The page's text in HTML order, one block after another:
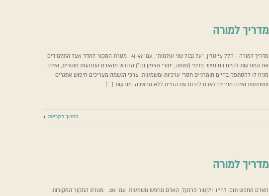
מדריך למורה
הרב הלל צייטלין - על גבול שתי העולמות מדריך למורה
מדריך למורה
מדריך למורה - הלל צייטלין, "על גבול שני עולמות", עמ' 41-42 מטרת המקור לחדד אצל התלמידים
את המודעות לקיום כח נפשי פנימי (נשמה, יסורי מצפון וכו') הדורש מהאדם התנהגות מוסרית, ואיננו
מניח לו להסתפק בחיים חומרניים חסרי ערכיות ומשמעות. צרכי הנשמה מצריכים חיפוש אתגרים
ומשמעות ואינם מניחים לאדם לזרום עם החיים ללא מחשבה. מודעות [...]
המשך בקריאה
מדריך למורה
מדריך למורה
האדם מחפש תוכן לחייו. ויקטור פרנקל, האדם מחפש משמעות, עמ' 126. מטרת המקור המקורות